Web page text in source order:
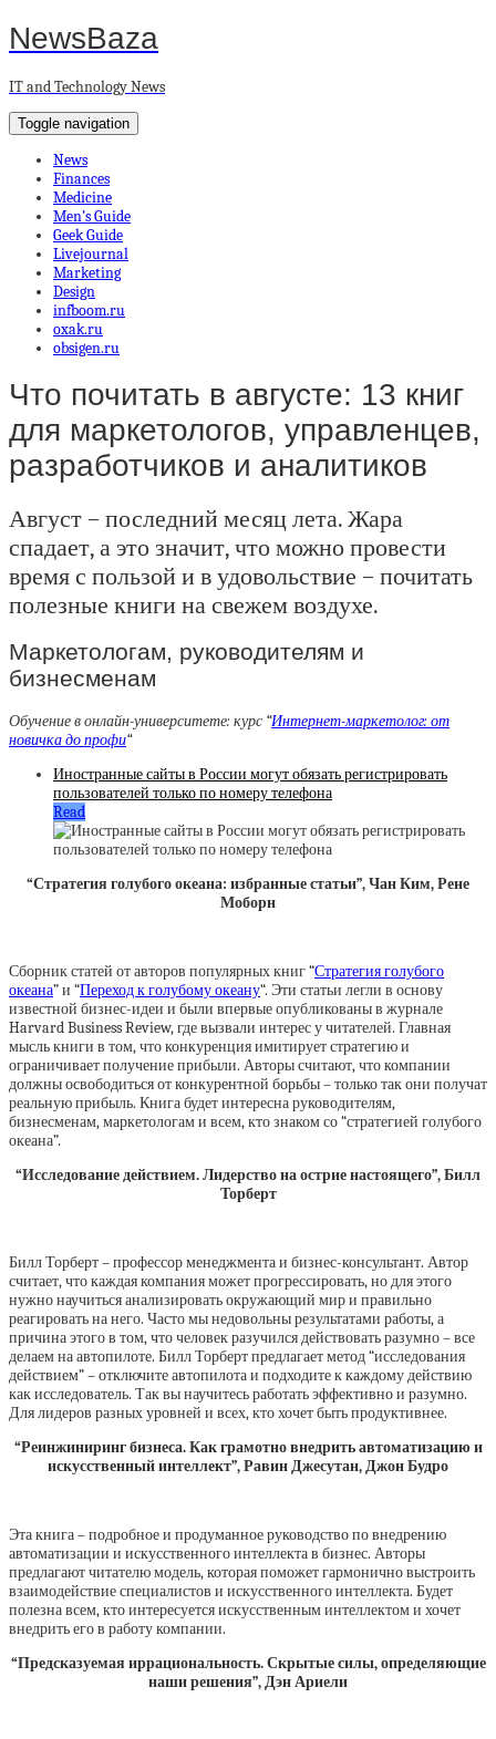
NewsBaza
IT and Technology News
Toggle navigation
News
Finances
Medicine
Men’s Guide
Geek Guide
Livejournal
Marketing
Design
infboom.ru
oxak.ru
obsigen.ru
Что почитать в августе: 13 книг
для маркетологов, управленцев,
разработчиков и аналитиков
Август – последний месяц лета. Жара
спадает, а это значит, что можно провести
время с пользой и в удовольствие – почитать
полезные книги на свежем воздухе.
Маркетологам, руководителям и
бизнесменам
Обучение в онлайн-университете: курс “Интернет-маркетолог: от
новичка до профи“
Иностранные сайты в России могут обязать регистрировать
пользователей только по номеру телефона
Read
“Стратегия голубого океана: избранные статьи”, Чан Ким, Рене
Моборн
Сборник статей от авторов популярных книг “Стратегия голубого
океана” и “Переход к голубому океану“. Эти статьи легли в основу
известной бизнес-идеи и были впервые опубликованы в журнале
Harvard Business Review, где вызвали интерес у читателей. Главная
мысль книги в том, что конкуренция имитирует стратегию и
ограничивает получение прибыли. Авторы считают, что компании
должны освободиться от конкурентной борьбы – только так они получат
реальную прибыль. Книга будет интересна руководителям,
бизнесменам, маркетологам и всем, кто знаком со “стратегией голубого
океана”.
“Исследование действием. Лидерство на острие настоящего”, Билл
Торберт
Билл Торберт – профессор менеджмента и бизнес-консультант. Автор
считает, что каждая компания может прогрессировать, но для этого
нужно научиться анализировать окружающий мир и правильно
реагировать на него. Часто мы недовольны результатами работы, а
причина этого в том, что человек разучился действовать разумно – все
делаем на автопилоте. Билл Торберт предлагает метод “исследования
действием” – отключите автопилота и подходите к каждому действию
как исследователь. Так вы научитесь работать эффективно и разумно.
Для лидеров разных уровней и всех, кто хочет быть продуктивнее.
“Реинжиниринг бизнеса. Как грамотно внедрить автоматизацию и
искусственный интеллект”, Равин Джесутан, Джон Будро
Эта книга – подробное и продуманное руководство по внедрению
автоматизации и искусственного интеллекта в бизнес. Авторы
предлагают читателю модель, которая поможет гармонично выстроить
взаимодействие специалистов и искусственного интеллекта. Будет
полезна всем, кто интересуется искусственным интеллектом и хочет
внедрить его в работу компании.
“Предсказуемая иррациональность. Скрытые силы, определяющие
наши решения”, Дэн Ариели